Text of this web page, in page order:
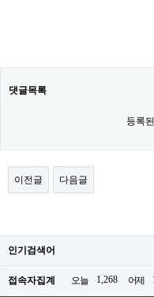
댓글목록
등록
이전글 다음글
인기검색어
접속자집계 오늘 1,268 어제